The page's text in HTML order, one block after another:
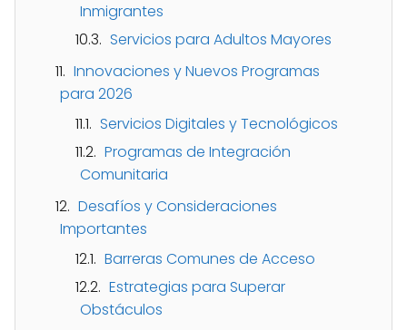
Inmigrantes
Servicios para Adultos Mayores
Innovaciones y Nuevos Programas
para 2026
Servicios Digitales y Tecnológicos
Programas de Integración
Comunitaria
Desafíos y Consideraciones
Importantes
Barreras Comunes de Acceso
Estrategias para Superar
Obstáculos